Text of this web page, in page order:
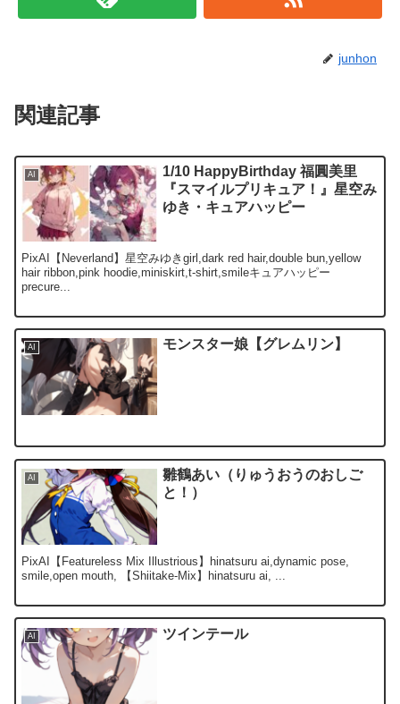
junhon
関連記事
AI
1/10 HappyBirthday 福圓美里
『スマイルプリキュア！』星空み
ゆき・キュアハッピー
PixAI【Neverland】星空みゆきgirl,dark red hair,double bun,yellow
hair ribbon,pink hoodie,miniskirt,t-shirt,smileキュアハッピー
precure...
AI モンスター娘【グレムリン】
AI
雛鶴あい（りゅうおうのおしご
と！）
PixAI【Featureless Mix Illustrious】hinatsuru ai,dynamic pose,
smile,open mouth, 【Shiitake-Mix】hinatsuru ai, ...
AI ツインテール